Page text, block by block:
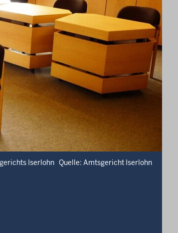
Iserlohn Quelle: Amtsgericht Iserlohn